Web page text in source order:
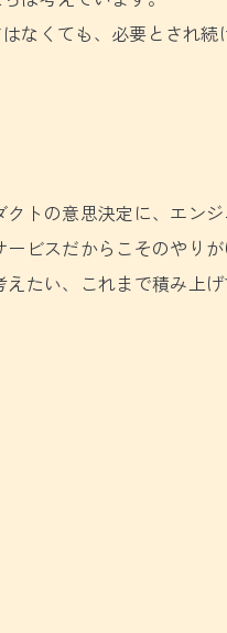
なくても、必要とされ続
トの意思決定に、エンジ
ビスだからこそのやりが
たい、これまで積み上